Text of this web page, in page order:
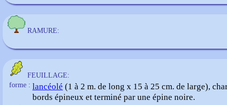
RAMURE:
FEUILLAGE:
forme : lancéolé (1 à 2 m. de long x 15 à 25 cm. de large),
bords épineux et terminé par une épine noire.